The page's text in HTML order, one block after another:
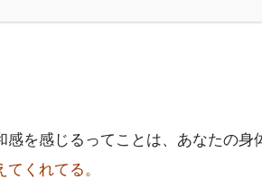
を感じるってことは、あなたの身
くれてる。